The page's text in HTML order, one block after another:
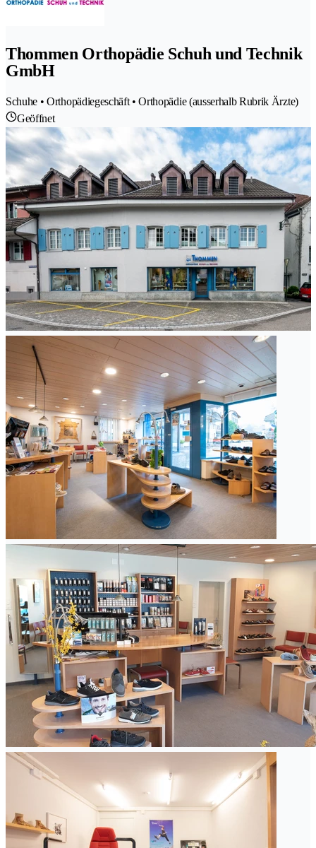
Thommen Orthopädie Schuh und Technik
GmbH
Schuhe • Orthopädiegeschäft • Orthopädie (ausserhalb Rubrik Ärzte)
Geöffnet